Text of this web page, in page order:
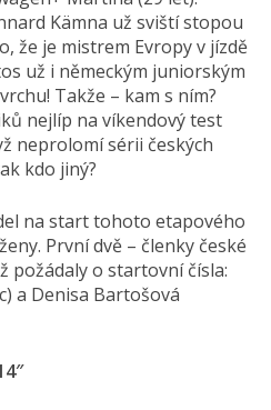
Kämna už sviští stopou
že je mistrem Evropy v jízdě
už i německým juniorským
Takže – kam s ním?
nejlíp na víkendový test
neprolomí sérii českých
kdo jiný?
na start tohoto etapového
První dvě – členky české
požádaly o startovní čísla:
a Denisa Bartošová